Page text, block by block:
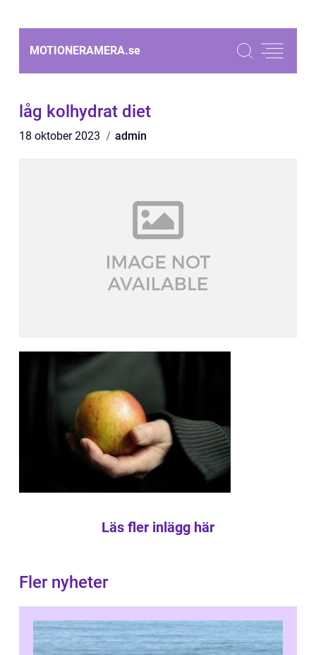
MOTIONERAMERA.se
låg kolhydrat diet
18 oktober 2023 admin
Läs fler inlägg här
Fler nyheter